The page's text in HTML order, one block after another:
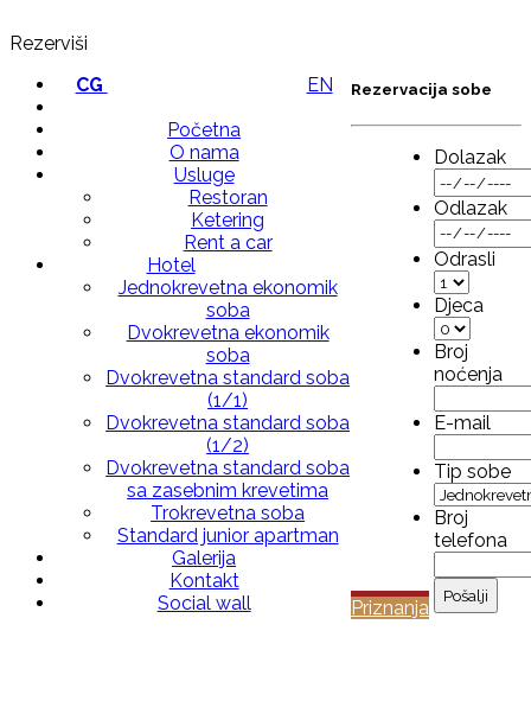
Rezerviši
Rezervacija sobe
Dolazak
Odlazak
Odrasli
Djeca
Broj
noćenja
E-mail
Tip sobe
Broj
telefona
Priznanja
CG
EN
Početna
O nama
Usluge
Restoran
Ketering
Rent a car
Hotel
Jednokrevetna ekonomik
soba
Dvokrevetna ekonomik
soba
Dvokrevetna standard soba
(1/1)
Dvokrevetna standard soba
(1/2)
Dvokrevetna standard soba
sa zasebnim krevetima
Trokrevetna soba
Standard junior apartman
Galerija
Kontakt
Social wall